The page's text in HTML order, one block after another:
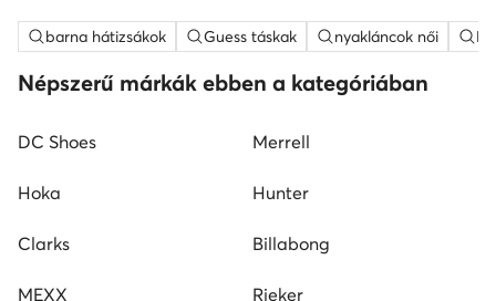
barna hátizsákok Guess táskak nyakláncok női
Népszerű márkák ebben a kategóriában
DC Shoes Merrell
Hoka Hunter
Clarks Billabong
MEXX Rieker